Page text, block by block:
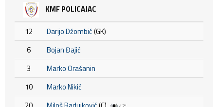
KMF POLICAJAC
12 Darijo Džombić(GK)
6
Bojan Đajić
3
Marko Orašanin
10
Marko Nikić